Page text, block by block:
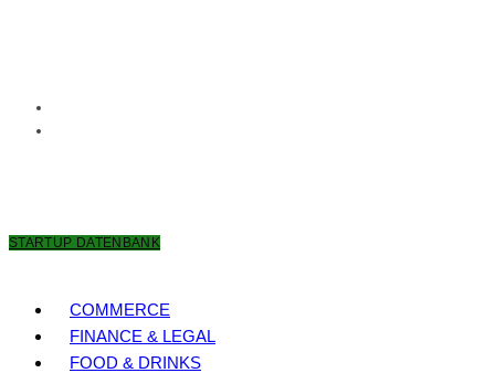
STARTUP DATENBANK
COMMERCE
FINANCE & LEGAL
FOOD & DRINKS